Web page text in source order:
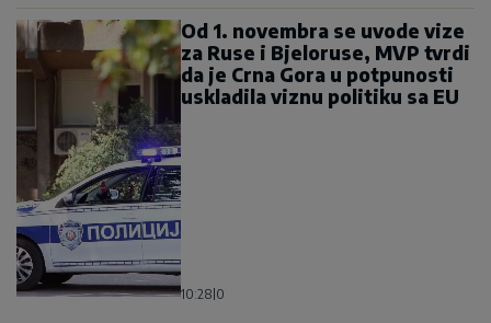
Od 1. novembra se uvode vize
za Ruse i Bjeloruse, MVP tvrdi
da je Crna Gora u potpunosti
uskladila viznu politiku sa EU
10:28 0